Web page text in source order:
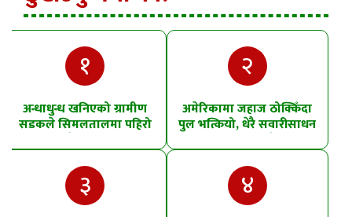
१
अन्धाधुन्ध खनिएको ग्रामीण
सडकले सिमलतालमा पहिरो
२
अमेरिकामा जहाज ठोक्किँदा
पुल भत्कियो, धेरै सवारीसाधन
३ ४